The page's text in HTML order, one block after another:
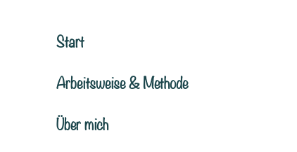
Start
Arbeitsweise & Methode
Über mich